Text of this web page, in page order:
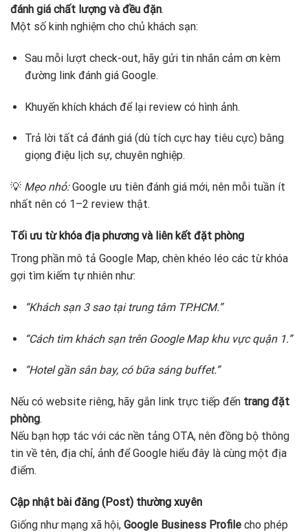
đánh giá chất lượng và đều đặn.
Một số kinh nghiệm cho chủ khách sạn:
Sau mỗi lượt check-out, hãy gửi tin nhắn cảm ơn kèm
đường link đánh giá Google.
Khuyến khích khách để lại review có hình ảnh.
Trả lời tất cả đánh giá (dù tích cực hay tiêu cực) bằng
giọng điệu lịch sự, chuyên nghiệp.
💡 Mẹo nhỏ:Google ưu tiên đánh giá mới, nên mỗi tuần ít
nhất nên có 1–2 review thật.
Tối ưu từ khóa địa phương và liên kết đặt phòng
Trong phần mô tả Google Map, chèn khéo léo các từ khóa
gợi tìm kiếm tự nhiên như:
“Khách sạn 3 sao tại trung tâm TP.HCM.”
“Cách tìm khách sạn trên Google Map khu vực quận 1.”
“Hotel gần sân bay, có bữa sáng buffet.”
Nếu có website riêng, hãy gắn link trực tiếp đến trang đặt
phòng.
Nếu bạn hợp tác với các nền tảng OTA, nên đồng bộ thông
tin về tên, địa chỉ, ảnh để Google hiểu đây là cùng một địa
điểm.
Cập nhật bài đăng (Post) thường xuyên
Giống như mạng xã hội, Google Business Profile cho phép